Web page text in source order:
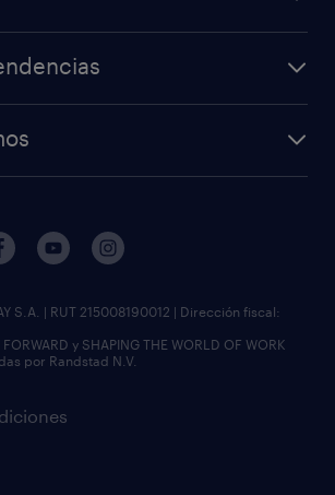
S.A. | RUT 215008190012 | Dirección fiscal:
y SHAPING THE WORLD OF WORK
por Randstad N.V.